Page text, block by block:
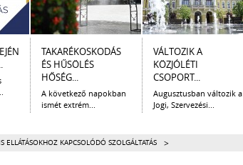
TAKARÉKOSKODÁS
ÉS HŰSÖLÉS
HŐSÉG...
A következő napokban
ismét extrém...
VÁLTOZIK A
KÖZJÓLÉTI
CSOPORT...
Augusztusban változik a
Jogi, Szervezési...
ELLÁTÁSOKHOZ KAPCSOLÓDÓ SZOLGÁLTATÁS >